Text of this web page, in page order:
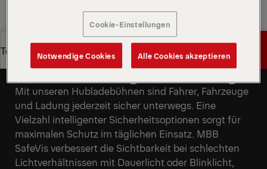
Vertriebspartner finden
Technische Daten
Technische Daten
Angebot anfordern
Angebot anfordern
Maximale Sicherheit für
Bediener, Ladung und Fahrzeug
Mit unseren Hubladebühnen sind Fahrer, Fahrzeuge
und Ladung jederzeit sicher unterwegs. Eine
Vielzahl intelligenter Sicherheitsoptionen sorgt für
maximalen Schutz im täglichen Einsatz. MBB
SafeVis verbessert die Sichtbarkeit bei schlechten
Lichtverhältnissen mit Dauerlicht oder Blinklicht,
Cookie-Einstellungen
Notwendige Cookies Alle Cookies akzeptieren